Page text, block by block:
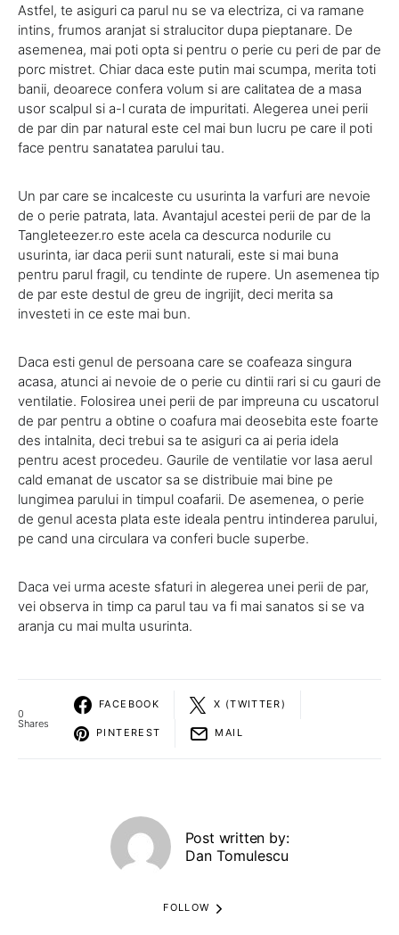
Astfel, te asiguri ca parul nu se va electriza, ci va ramane
intins, frumos aranjat si stralucitor dupa pieptanare. De
asemenea, mai poti opta si pentru o perie cu peri de par de
porc mistret. Chiar daca este putin mai scumpa, merita toti
banii, deoarece confera volum si are calitatea de a masa
usor scalpul si a-l curata de impuritati. Alegerea unei perii
de par din par natural este cel mai bun lucru pe care il poti
face pentru sanatatea parului tau.
Un par care se incalceste cu usurinta la varfuri are nevoie
de o perie patrata, lata. Avantajul acestei perii de par de la
Tangleteezer.ro este acela ca descurca nodurile cu
usurinta, iar daca perii sunt naturali, este si mai buna
pentru parul fragil, cu tendinte de rupere. Un asemenea tip
de par este destul de greu de ingrijit, deci merita sa
investeti in ce este mai bun.
Daca esti genul de persoana care se coafeaza singura
acasa, atunci ai nevoie de o perie cu dintii rari si cu gauri de
ventilatie. Folosirea unei perii de par impreuna cu uscatorul
de par pentru a obtine o coafura mai deosebita este foarte
des intalnita, deci trebui sa te asiguri ca ai peria idela
pentru acest procedeu. Gaurile de ventilatie vor lasa aerul
cald emanat de uscator sa se distribuie mai bine pe
lungimea parului in timpul coafarii. De asemenea, o perie
de genul acesta plata este ideala pentru intinderea parului,
pe cand una circulara va conferi bucle superbe.
Daca vei urma aceste sfaturi in alegerea unei perii de par,
vei observa in timp ca parul tau va fi mai sanatos si se va
aranja cu mai multa usurinta.
0
Shares
FACEBOOK X (TWITTER)
PINTEREST MAIL
Post written by:
Dan Tomulescu
FOLLOW